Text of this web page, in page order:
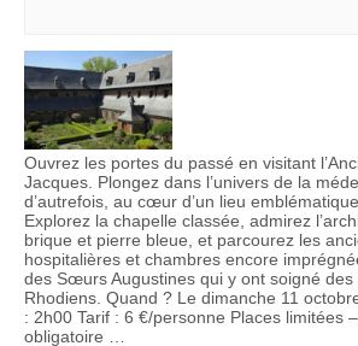
Ouvrez les portes du passé ️en visitant
Jacques. Plongez dans l’univers de la
d’autrefois, au cœur d’un lieu
Explorez la chapelle classée, admirez
brique et pierre bleue, et parcourez les
hospitalières et chambres encore
des Sœurs Augustines qui y ont soigné des
Rhodiens. Quand ? Le dimanche 11
: 2h00 Tarif : 6 €/personne Places limitées
obligatoire ️…